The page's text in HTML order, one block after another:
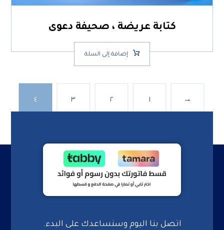
كتابة عريضة ، صحيفة دعوى
إضافة إلى السلة
→ ١ ٢ ٣ ٤
اتصل بنا اليوم وسنساعدك على البدء.